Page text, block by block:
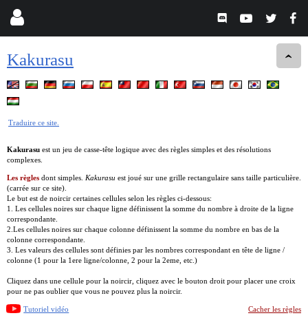
Kakurasu
Traduire ce site.
Kakurasu est un jeu de casse-tête logique avec des règles simples et des résolutions
complexes.
Les règles dont simples. Kakurasu est joué sur une grille rectangulaire sans taille particulière.
(carrée sur ce site).
Le but est de noircir certaines cellules selon les règles ci-dessous:
1. Les cellules noires sur chaque ligne définissent la somme du nombre à droite de la ligne
correspondante.
2.Les cellules noires sur chaque colonne définissent la somme du nombre en bas de la
colonne correspondante.
3. Les valeurs des cellules sont définies par les nombres correspondant en tête de ligne /
colonne (1 pour la 1ere ligne/colonne, 2 pour la 2eme, etc.)
Cliquez dans une cellule pour la noircir, cliquez avec le bouton droit pour placer une croix
pour ne pas oublier que vous ne pouvez plus la noircir.
Tutoriel vidéo Cacher les règles